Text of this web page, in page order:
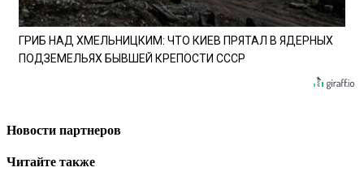
ГРИБ НАД ХМЕЛЬНИЦКИМ: ЧТО КИЕВ ПРЯТАЛ В ЯДЕРНЫХ
ПОДЗЕМЕЛЬЯХ БЫВШЕЙ КРЕПОСТИ СССР
Новости партнеров
Читайте также